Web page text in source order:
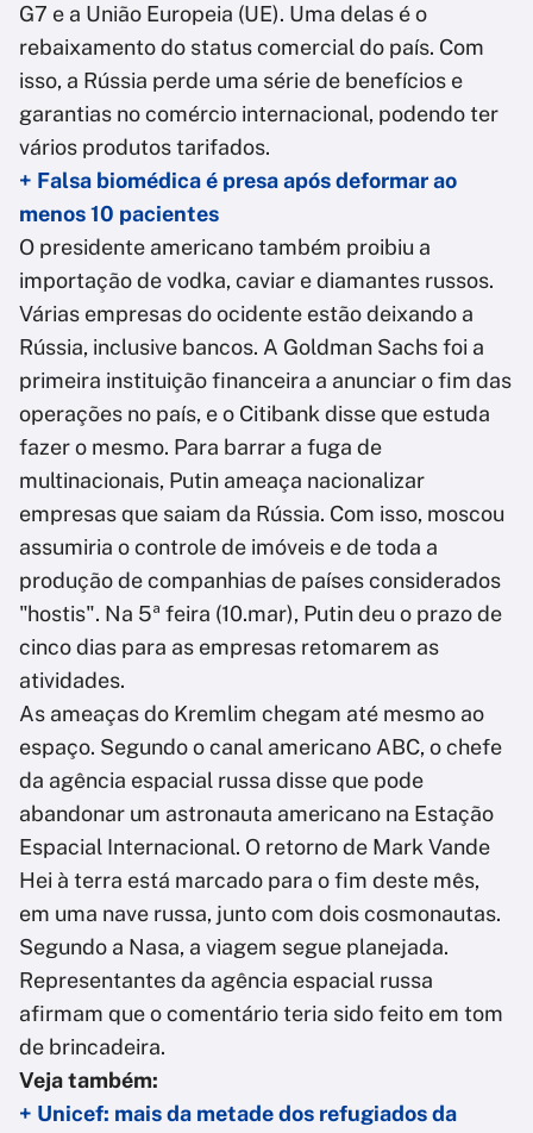
G7 e a União Europeia (UE). Uma delas é o
rebaixamento do status comercial do país. Com
isso, a Rússia perde uma série de benefícios e
garantias no comércio internacional, podendo ter
vários produtos tarifados.
+ Falsa biomédica é presa após deformar ao
menos 10 pacientes
O presidente americano também proibiu a
importação de vodka, caviar e diamantes russos.
Várias empresas do ocidente estão deixando a
Rússia, inclusive bancos. A Goldman Sachs foi a
primeira instituição financeira a anunciar o fim das
operações no país, e o Citibank disse que estuda
fazer o mesmo. Para barrar a fuga de
multinacionais, Putin ameaça nacionalizar
empresas que saiam da Rússia. Com isso, moscou
assumiria o controle de imóveis e de toda a
produção de companhias de países considerados
"hostis". Na 5ª feira (10.mar), Putin deu o prazo de
cinco dias para as empresas retomarem as
atividades.
As ameaças do Kremlim chegam até mesmo ao
espaço. Segundo o canal americano ABC, o chefe
da agência espacial russa disse que pode
abandonar um astronauta americano na Estação
Espacial Internacional. O retorno de Mark Vande
Hei à terra está marcado para o fim deste mês,
em uma nave russa, junto com dois cosmonautas.
Segundo a Nasa, a viagem segue planejada.
Representantes da agência espacial russa
afirmam que o comentário teria sido feito em tom
de brincadeira.
Veja também:
+ Unicef: mais da metade dos refugiados da